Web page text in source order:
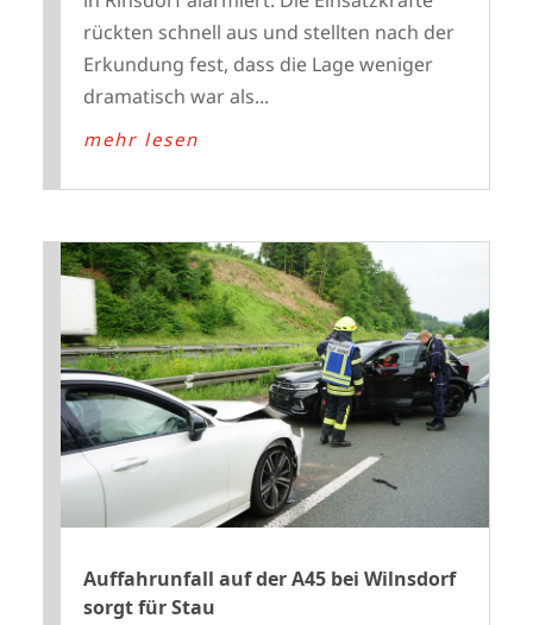
rückten schnell aus und stellten nach der
Erkundung fest, dass die Lage weniger
dramatisch war als...
mehr lesen
Auffahrunfall auf der A45 bei Wilnsdorf
sorgt für Stau